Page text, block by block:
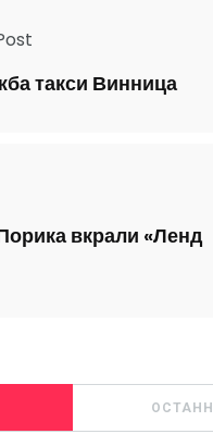
такси Винница
вкрали «Ленд
ОСТАННІ